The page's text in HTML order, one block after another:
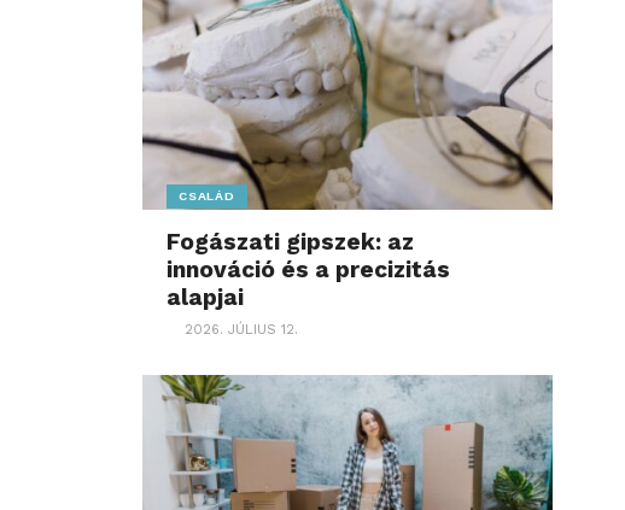
CSALÁD
Fogászati gipszek: az
innováció és a precizitás
alapjai
2026. JÚLIUS 12.